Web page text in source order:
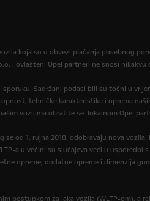
koja su u obvezi plaćanja posebnog
i ovlašteni Opel partneri ne snosi nikakvu
Sadržani podaci bili su točni u
tehničke karakteristike i oprema
vozilima obratite se lokalnom Opel
od 1. rujna 2018. odobravaju nova
a u većini su slučajeva veći u usporedbi
opreme, dodatne opreme i dimenzija
postupkom za laka vozila (WLTP-om), a